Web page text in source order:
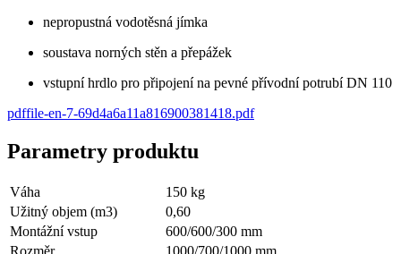
nepropustná vodotěsná jímka
soustava norných stěn a přepážek
vstupní hrdlo pro připojení na pevné přívodní potrubí DN 110
pdffile-en-7-69d4a6a11a816900381418.pdf
Parametry produktu
Váha 150 kg
Užitný objem (m3)
0,60
Montážní vstup
600/600/300 mm
Rozměr
1000/700/1000 mm